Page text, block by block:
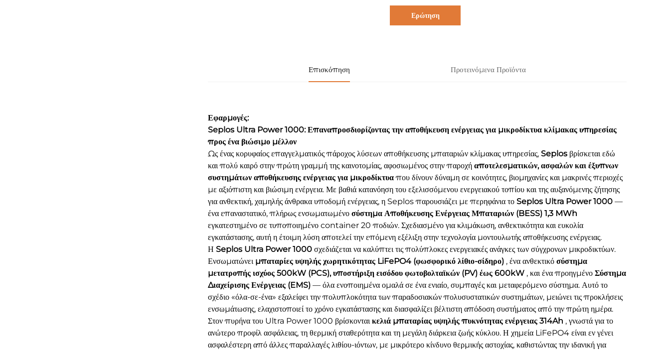
Ερώτηση
Επισκόπηση Προτεινόμενα Προϊόντα
Εφαρμογές:
Seplos Ultra Power 1000: Επαναπροσδιορίζοντας την αποθήκευση ενέργειας για μικροδίκτυα κλίμακας υπηρεσίας
προς ένα βιώσιμο μέλλον
Ως ένας κορυφαίος επαγγελματικός πάροχος λύσεων αποθήκευσης μπαταριών κλίμακας υπηρεσίας, Seplos βρίσκεται εδώ
και πολύ καιρό στην πρώτη γραμμή της καινοτομίας, αφοσιωμένος στην παροχή αποτελεσματικών, ασφαλών και έξυπνων
συστημάτων αποθήκευσης ενέργειας για μικροδίκτυα που δίνουν δύναμη σε κοινότητες, βιομηχανίες και μακρινές περιοχές
με αξιόπιστη και βιώσιμη ενέργεια. Με βαθιά κατανόηση του εξελισσόμενου ενεργειακού τοπίου και της αυξανόμενης ζήτησης
για ανθεκτική, χαμηλής άνθρακα υποδομή ενέργειας, η Seplos παρουσιάζει με περηφάνια το Seplos Ultra Power 1000 —
ένα επαναστατικό, πλήρως ενσωματωμένο σύστημα Αποθήκευσης Ενέργειας Μπαταριών (BESS) 1,3 MWh
εγκατεστημένο σε τυποποιημένο container 20 ποδιών. Σχεδιασμένο για κλιμάκωση, ανθεκτικότητα και ευκολία
εγκατάστασης, αυτή η έτοιμη λύση αποτελεί την επόμενη εξέλιξη στην τεχνολογία μοντουλωτής αποθήκευσης ενέργειας.
Η Seplos Ultra Power 1000 σχεδιάζεται να καλύπτει τις πολύπλοκες ενεργειακές ανάγκες των σύγχρονων μικροδικτύων.
Ενσωματώνει μπαταρίες υψηλής χωρητικότητας LiFePO4 (φωσφορικό λίθιο-σίδηρο) , ένα ανθεκτικό σύστημα
μετατροπής ισχύος 500kW (PCS), υποστήριξη εισόδου φωτοβολταϊκών (PV) έως 600kW , και ένα προηγμένο Σύστημα
Διαχείρισης Ενέργειας (EMS) — όλα ενοποιημένα ομαλά σε ένα ενιαίο, συμπαγές και μεταφερόμενο σύστημα. Αυτό το
σχέδιο «όλα-σε-ένα» εξαλείφει την πολυπλοκότητα των παραδοσιακών πολυσυστατικών συστημάτων, μειώνει τις προκλήσεις
ενσωμάτωσης, ελαχιστοποιεί το χρόνο εγκατάστασης και διασφαλίζει βέλτιστη απόδοση συστήματος από την πρώτη ημέρα.
Στον πυρήνα του Ultra Power 1000 βρίσκονται κελιά μπαταρίας υψηλής πυκνότητας ενέργειας 314Ah , γνωστά για το
ανώτερο προφίλ ασφάλειας, τη θερμική σταθερότητα και τη μεγάλη διάρκεια ζωής κύκλου. Η χημεία LiFePO4 είναι εν γένει
ασφαλέστερη από άλλες παραλλαγές λιθίου-ιόντων, με μικρότερο κίνδυνο θερμικής αστοχίας, καθιστώντας την ιδανική για